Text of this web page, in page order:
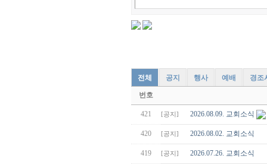
전체 공지 행사 예배 경조
번호
421 [공지] 2026.08.09. 교회소식
420 [공지] 2026.08.02. 교회소식
419 [공지] 2026.07.26. 교회소식